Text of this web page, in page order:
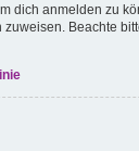
dich anmelden zu
Beachte